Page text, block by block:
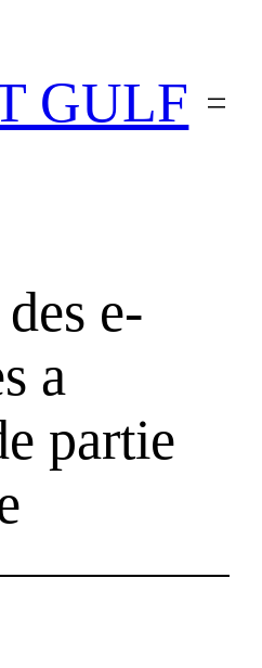
GULF
e-
a
partie